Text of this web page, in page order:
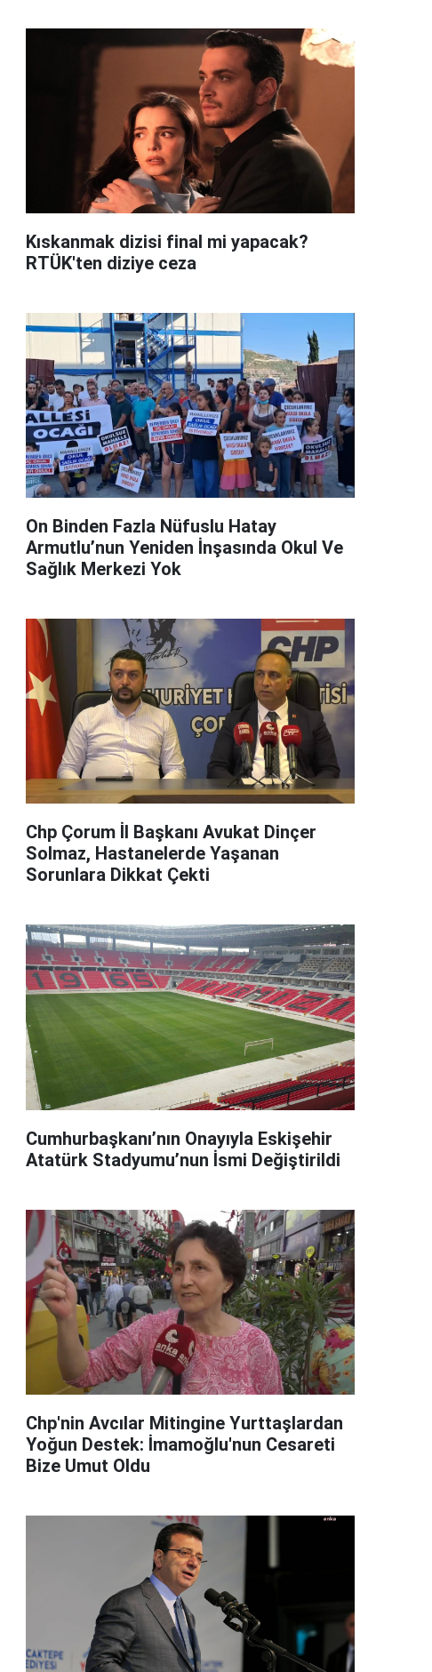
Kıskanmak dizisi final mi yapacak?
RTÜK'ten diziye ceza
On Binden Fazla Nüfuslu Hatay
Armutlu’nun Yeniden İnşasında Okul Ve
Sağlık Merkezi Yok
Chp Çorum İl Başkanı Avukat Dinçer
Solmaz, Hastanelerde Yaşanan
Sorunlara Dikkat Çekti
Cumhurbaşkanı’nın Onayıyla Eskişehir
Atatürk Stadyumu’nun İsmi Değiştirildi
Chp'nin Avcılar Mitingine Yurttaşlardan
Yoğun Destek: İmamoğlu'nun Cesareti
Bize Umut Oldu